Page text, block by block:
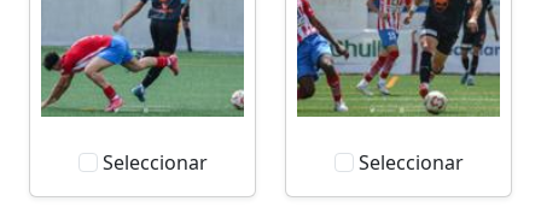
Seleccionar Seleccionar